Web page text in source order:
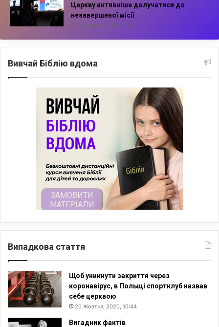
Церкву активніше долучатися до
незавершеної місії
5 Серпня, 2026, 10:14
Вивчай Біблію вдома
Випадкова стаття
Щоб уникнути закриття через
коронавірус, в Польщі спортклуб назвав
себе церквою
20 Жовтня, 2020, 10:44
Вигадник фактів